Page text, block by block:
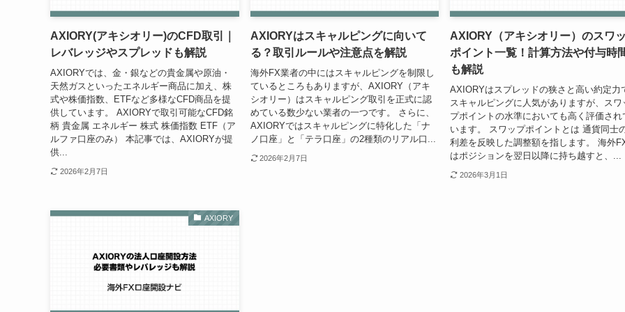
AXIORY(アキシオリー)のCFD取引｜
レバレッジやスプレッドも解説
AXIORYでは、金・銀などの貴金属や原油・
天然ガスといったエネルギー商品に加え、株
式や株価指数、ETFなど多様なCFD商品を提
供しています。 AXIORYで取引可能なCFD銘
柄 貴金属 エネルギー 株式 株価指数 ETF（ア
ルファ口座のみ） 本記事では、AXIORYが提
供...
2026年2月7日
AXIORYはスキャルピングに向いて
る？取引ルールや注意点を解説
海外FX業者の中にはスキャルピングを制限し
ているところもありますが、AXIORY（アキ
シオリー）はスキャルピング取引を正式に認
めている数少ない業者の一つです。 さらに、
AXIORYではスキャルピングに特化した「ナ
ノ口座」と「テラ口座」の2種類のリアル口...
2026年2月7日
AXIORY（アキシオリー）のスワ
ポイント一覧！計算方法や付与時
も解説
AXIORYはスプレッドの狭さと高い約定力
スキャルピングに人気がありますが、スワ
プポイントの水準においても高く評価され
います。 スワップポイントとは 通貨同士
利差を反映した調整額を指します。 海外
はポジションを翌日以降に持ち越すと、...
2026年3月1日
AXIORY